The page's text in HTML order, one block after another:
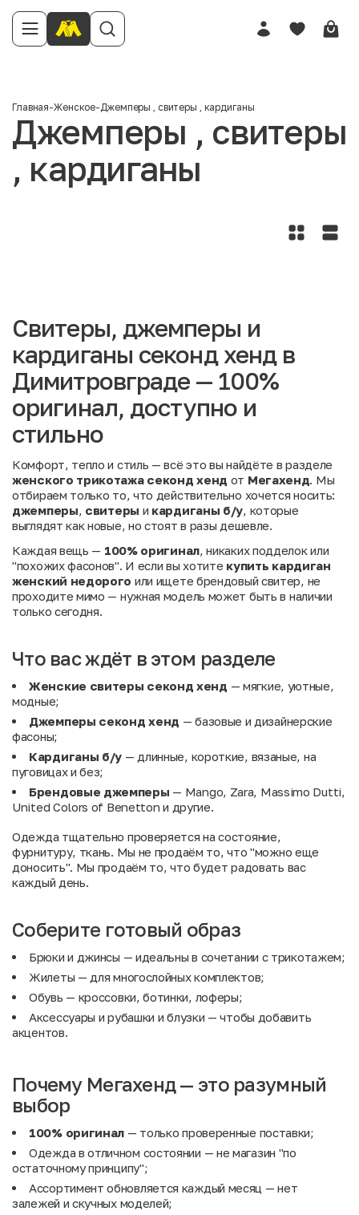
Главная-Женское-Джемперы , свитеры , кардиганы
Джемперы , свитеры
, кардиганы
Свитеры, джемперы и
кардиганы секонд хенд в
Димитровграде — 100%
оригинал, доступно и
стильно
Комфорт, тепло и стиль — всё это вы найдёте в разделе
женского трикотажа секонд хенд от Мегахенд. Мы
отбираем только то, что действительно хочется носить:
джемперы, свитеры и кардиганы б/у, которые
выглядят как новые, но стоят в разы дешевле.
Каждая вещь — 100% оригинал, никаких подделок или
"похожих фасонов". И если вы хотите купить кардиган
женский недорого или ищете брендовый свитер, не
проходите мимо — нужная модель может быть в наличии
только сегодня.
Что вас ждёт в этом разделе
Женские свитеры секонд хенд — мягкие, уютные,
модные;
Джемперы секонд хенд — базовые и дизайнерские
фасоны;
Кардиганы б/у — длинные, короткие, вязаные, на
пуговицах и без;
Брендовые джемперы — Mango, Zara, Massimo Dutti,
United Colors of Benetton и другие.
Одежда тщательно проверяется на состояние,
фурнитуру, ткань. Мы не продаём то, что "можно еще
доносить". Мы продаём то, что будет радовать вас
каждый день.
Соберите готовый образ
Брюки и джинсы — идеальны в сочетании с трикотажем;
Жилеты — для многослойных комплектов;
Обувь — кроссовки, ботинки, лоферы;
Аксессуары ирубашки и блузки — чтобы добавить
акцентов.
Почему Мегахенд — это разумный
выбор
100% оригинал — только проверенные поставки;
Одежда в отличном состоянии — не магазин "по
остаточному принципу";
Ассортимент обновляется каждый месяц — нет
залежей и скучных моделей;